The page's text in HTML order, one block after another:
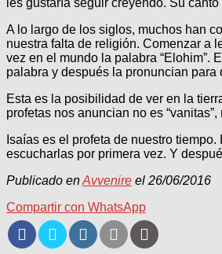
A lo largo de los siglos, muchos han
nuestra falta de religión. Comenzar a
vez en el mundo la palabra “Elohim”.
palabra y después la pronuncian para
Esta es la posibilidad de ver en la
profetas nos anuncian no es
Isaías es el profeta de nuestro
escucharlas por primera vez. Y
Publicado enAvvenire el 26/06/2016
Compartir con WhatsApp